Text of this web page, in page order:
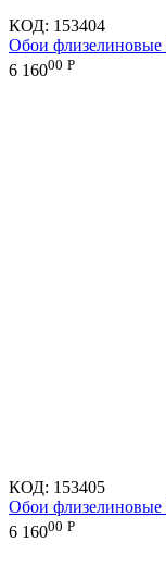
КОД: 153404
Обои флизелиновые
6 16000 Р
КОД: 153405
Обои флизелиновые
6 16000 Р